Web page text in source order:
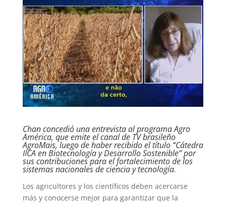
Chan concedió una entrevista al programa Agro
América, que emite el canal de TV brasileño
AgroMais, luego de haber recibido el título “Cátedra
IICA en Biotecnología y Desarrollo Sostenible” por
sus contribuciones para el fortalecimiento de los
sistemas nacionales de ciencia y tecnología.
Los agricultores y los científicos deben acercarse
más y conocerse mejor para garantizar que la